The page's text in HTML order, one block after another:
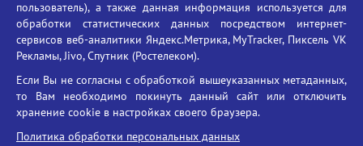
Время работы: пн-пт 09:00-18:00
Телефон: +7(4832)58-90-85
пользователь), а также данная информация используется для
обработки статистических данных посредством интернет-
сервисов веб-аналитики Яндекс.Метрика, MyTracker, Пиксель VK
Рекламы, Jivo, Спутник (Ростелеком).
Если Вы не согласны с обработкой вышеуказанных метаданных,
то Вам необходимо покинуть данный сайт или отключить
хранение cookie в настройках своего браузера.
Политика обработки персональных данных